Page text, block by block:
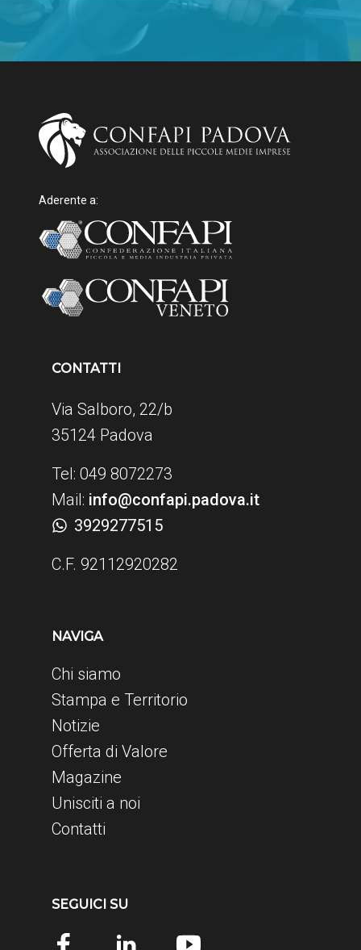
Aderente a:
CONTATTI
Via Salboro, 22/b
35124 Padova
Tel: 049 8072273
Mail: info@confapi.padova.it
3929277515
C.F. 92112920282
NAVIGA
Chi siamo
Stampa e Territorio
Notizie
Offerta di Valore
Magazine
Unisciti a noi
Contatti
SEGUICI SU